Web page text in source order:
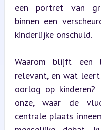
een portret van
binnen een
kinderlijke onschuld.
Waarom blijft een
relevant, en wat
oorlog op
onze, waar de
centrale plaats